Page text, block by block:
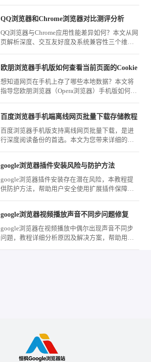
QQ浏览器和Chrome浏览器对比测评分析
QQ浏览器与Chrome应用性能差异如何？本文从网
页解析深度、交互友好度及系统兼容性三个维度
欧朋浏览器手机版如何查看当前页面的Cookie
想知道网页在手机上存了哪些本地数据？本文将
指导您欧朋浏览器（Opera浏览器）手机版如何深
百度浏览器手机端离线网页批量下载存储教程
百度浏览器手机版支持离线网页批量下载，是进
行深度阅读备份的首选。本文为您带来详细的下
google浏览器插件安装风险与防护方法
google浏览器插件安装存在潜在风险，本教程提
供防护方法，帮助用户安全使用扩展插件保障数
google浏览器视频播放声音不同步问题修复
google浏览器在视频播放中偶尔出现声音不同步
问题，教程详细分析原因及解决方案，帮助用户